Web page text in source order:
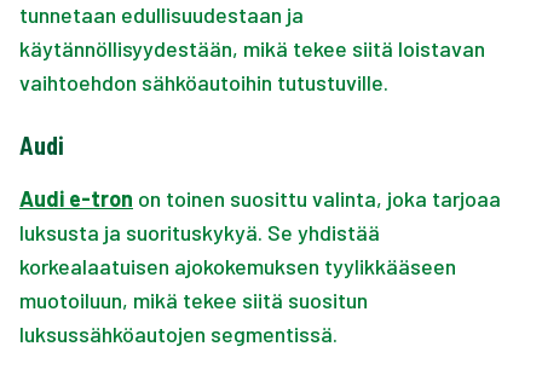
tunnetaan edullisuudestaan ja
käytännöllisyydestään, mikä tekee siitä loistavan
vaihtoehdon sähköautoihin tutustuville.
Audi
Audi e-tron on toinen suosittu valinta, joka tarjoaa
luksusta ja suorituskykyä. Se yhdistää
korkealaatuisen ajokokemuksen tyylikkääseen
muotoiluun, mikä tekee siitä suositun
luksussähköautojen segmentissä.